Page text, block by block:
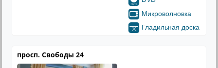
Микроволновка
Гладильная доска
просп. Свободы 24